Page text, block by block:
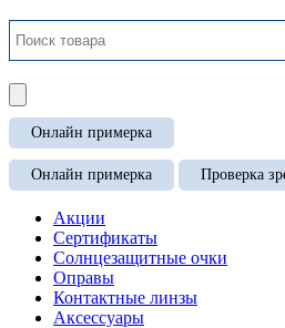
Онлайн примерка
Онлайн примерка Проверка
Акции
Сертификаты
Солнцезащитные очки
Оправы
Контактные линзы
Аксессуары